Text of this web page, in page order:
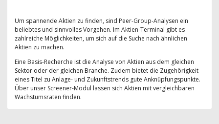
Um spannende Aktien zu finden, sind Peer-Group-Analysen ein
beliebtes und sinnvolles Vorgehen. Im Aktien-Terminal gibt es
zahlreiche Möglichkeiten, um sich auf die Suche nach ähnlichen
Aktien zu machen.
Eine Basis-Recherche ist die Analyse von Aktien aus dem gleichen
Sektor oder der gleichen Branche. Zudem bietet die Zugehörigkeit
eines Titel zu Anlage- und Zukunftstrends gute Anknüpfungspunkte.
Über unser Screener-Modul lassen sich Aktien mit vergleichbaren
Wachstumsraten finden.